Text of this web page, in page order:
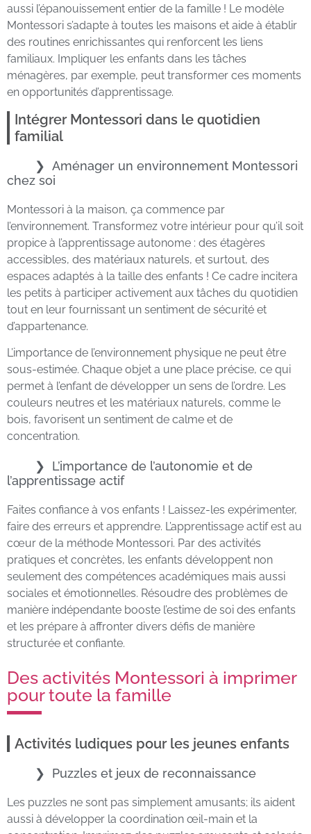
aussi l’épanouissement entier de la famille ! Le modèle
Montessori s’adapte à toutes les maisons et aide à établir
des routines enrichissantes qui renforcent les liens
familiaux. Impliquer les enfants dans les tâches
ménagères, par exemple, peut transformer ces moments
en opportunités d’apprentissage.
Intégrer Montessori dans le quotidien
familial
Aménager un environnement Montessori
chez soi
Montessori à la maison, ça commence par
l’environnement. Transformez votre intérieur pour qu’il soit
propice à l’apprentissage autonome : des étagères
accessibles, des matériaux naturels, et surtout, des
espaces adaptés à la taille des enfants ! Ce cadre incitera
les petits à participer activement aux tâches du quotidien
tout en leur fournissant un sentiment de sécurité et
d’appartenance.
L’importance de l’environnement physique ne peut être
sous-estimée. Chaque objet a une place précise, ce qui
permet à l’enfant de développer un sens de l’ordre. Les
couleurs neutres et les matériaux naturels, comme le
bois, favorisent un sentiment de calme et de
concentration.
L’importance de l’autonomie et de
l’apprentissage actif
Faites confiance à vos enfants ! Laissez-les expérimenter,
faire des erreurs et apprendre. L’apprentissage actif est au
cœur de la méthode Montessori. Par des activités
pratiques et concrètes, les enfants développent non
seulement des compétences académiques mais aussi
sociales et émotionnelles. Résoudre des problèmes de
manière indépendante booste l’estime de soi des enfants
et les prépare à affronter divers défis de manière
structurée et confiante.
Des activités Montessori à imprimer
pour toute la famille
Activités ludiques pour les jeunes enfants
Puzzles et jeux de reconnaissance
Les puzzles ne sont pas simplement amusants; ils aident
aussi à développer la coordination œil-main et la